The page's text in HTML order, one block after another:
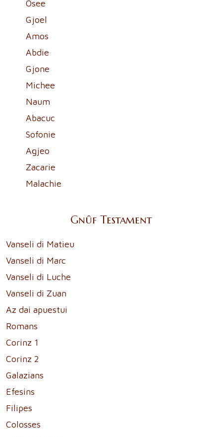
Osee
Gjoel
Amos
Abdie
Gjone
Michee
Naum
Abacuc
Sofonie
Agjeo
Zacarie
Malachie
Gnûf Testament
Vanseli di Matieu
Vanseli di Marc
Vanseli di Luche
Vanseli di Zuan
Az dai apuestui
Romans
Corinz 1
Corinz 2
Galazians
Efesins
Filipes
Colosses